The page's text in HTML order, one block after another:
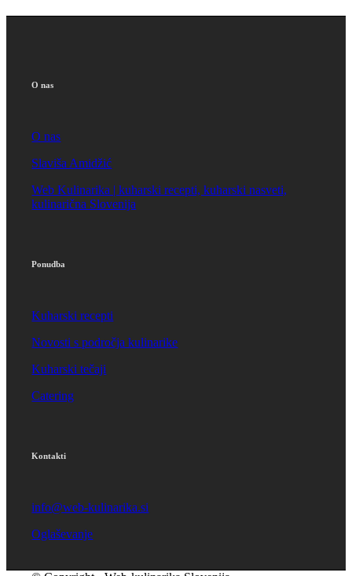
O nas
O nas
Slaviša Amidžić
Web Kulinarika | kuharski recepti, kuharski nasveti,
kulinarična Slovenija
Ponudba
Kuharski recepti
Novosti s področja kulinarike
Kuharski tečaji
Catering
Kontakti
info@web-kulinarika.si
Oglaševanje